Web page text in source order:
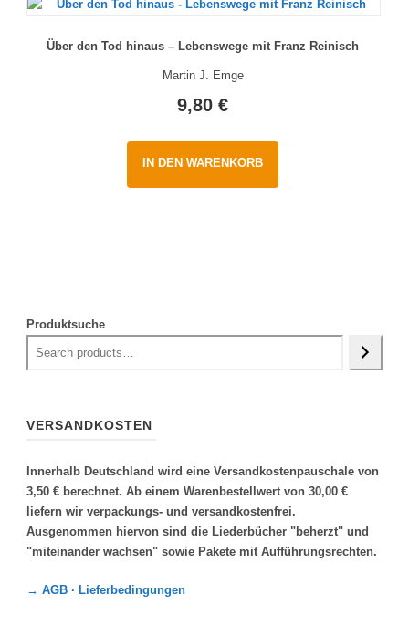
Über den Tod hinaus – Lebenswege mit Franz Reinisch
Martin J. Emge
9,80€
IN DEN WARENKORB
Produktsuche
VERSANDKOSTEN
Innerhalb Deutschland wird eine Versandkostenpauschale von
3,50 € berechnet. Ab einem Warenbestellwert von 30,00 €
liefern wir verpackungs- und versandkostenfrei.
Ausgenommen hiervon sind die Liederbücher "beherzt" und
"miteinander wachsen" sowie Pakete mit Aufführungsrechten.
→ AGB · Lieferbedingungen